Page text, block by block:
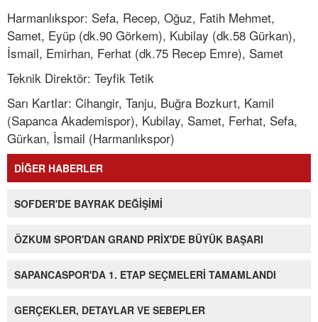
Harmanlıkspor: Sefa, Recep, Oğuz, Fatih Mehmet,
Samet, Eyüp (dk.90 Görkem), Kubilay (dk.58 Gürkan),
İsmail, Emirhan, Ferhat (dk.75 Recep Emre), Samet
Teknik Direktör: Teyfik Tetik
Sarı Kartlar: Cihangir, Tanju, Buğra Bozkurt, Kamil
(Sapanca Akademispor), Kubilay, Samet, Ferhat, Sefa,
Gürkan, İsmail (Harmanlıkspor)
DİĞER HABERLER
SOFDER'DE BAYRAK DEĞİŞİMİ
ÖZKUM SPOR'DAN GRAND PRİX'DE BÜYÜK BAŞARI
SAPANCASPOR'DA 1. ETAP SEÇMELERİ TAMAMLANDI
GERÇEKLER, DETAYLAR VE SEBEPLER